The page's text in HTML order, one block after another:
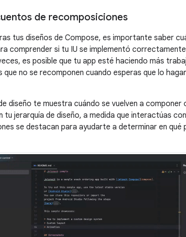
de recomposiciones
tus diseños de Compose, es importante saber
comprender si tu IU se implementó
es posible que tu app esté haciendo más
que no se recomponen cuando esperas que lo
diseño te muestra cuándo se vuelven a
tu jerarquía de diseño, a medida que interactúas
se destacan para ayudarte a determinar en qué